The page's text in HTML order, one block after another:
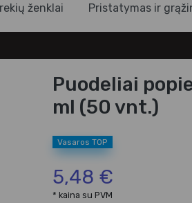
ženklai Pristatymas ir
Puodeliai
ml (50 vnt.)
Vasaros TOP
5,48 €
* kaina su PVM